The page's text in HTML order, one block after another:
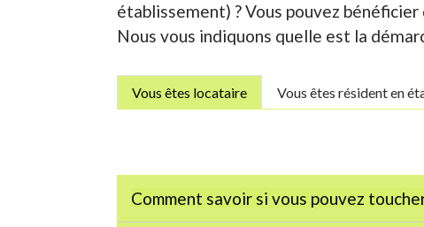
établissement) ? Vous pouvez
Nous vous indiquons quelle est la
Vous êtes locataire Vous êtes résident en
Comment savoir si vous pouvez